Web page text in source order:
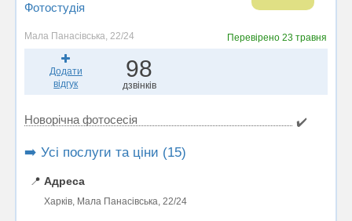
Фотостудiя
Мала Панасівська, 22/24 Перевірено23 травня
Додати
відгук
98
дзвінків
Новорічна фотосесія ✔️
➡️ Усі послуги та ціни (15)
📍 Адреса
Харків, Мала Панасівська, 22/24